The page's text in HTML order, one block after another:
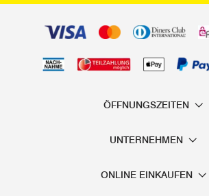
ÖFFNUNGSZEITEN
UNTERNEHMEN
ONLINE EINKAUFEN